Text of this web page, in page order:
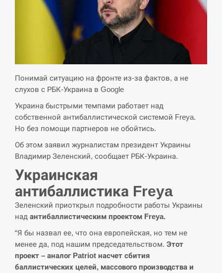
РФ провела новий раунд таємних зустрічей з
Європою щодо війни…
Экс-послу в США Стефанишиной вручили новое
СЕРПЕНЬ
14:40
У Росії розгортається ракетний підрозділ КНДР –
Reuters
СЕРПЕНЬ
14:23
Поставки ракет для ПВО сократились втрое,
хотя у партнеров они…
СЕРПЕНЬ
14:10
У Румунії затоплять чотири баржі для
збільшення потоку води до…
СЕРПЕНЬ
Понимай ситуацию на фронте из-за фактов, а не
слухов с РБК-Украина в Google
Украина быстрыми темпами работает над
собственной антибаллистической системой Freya.
Но без помощи партнеров не обойтись.
Об этом заявил журналистам президент Украины
Владимир Зеленский, сообщает РБК-Украина.
Украинская
антибаллистика Freya
Зеленский приоткрыл подробности работы Украины
над антибаллистическим проектом Freya.
“Я бы назвал ее, что она европейская, но тем не
менее да, под нашим председательством. Этот
проект – аналог Patriot насчет сбития
баллистических целей, массового производства и